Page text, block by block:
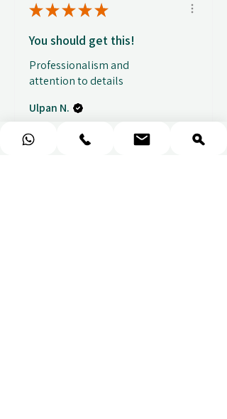
★★★★★
You should get this!
Professionalism and
attention to details
Ulpan N.